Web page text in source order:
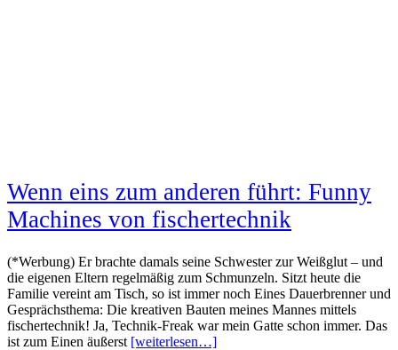
Wenn eins zum anderen führt: Funny
Machines von fischertechnik
(*Werbung) Er brachte damals seine Schwester zur Weißglut – und
die eigenen Eltern regelmäßig zum Schmunzeln. Sitzt heute die
Familie vereint am Tisch, so ist immer noch Eines Dauerbrenner und
Gesprächsthema: Die kreativen Bauten meines Mannes mittels
fischertechnik! Ja, Technik-Freak war mein Gatte schon immer. Das
ist zum Einen äußerst [weiterlesen…]